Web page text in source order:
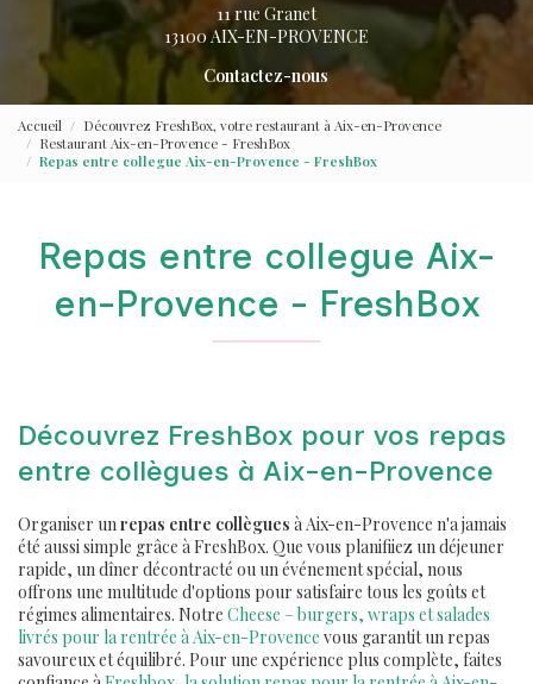
11 rue Granet
13100 AIX-EN-PROVENCE
Contactez-nous
Accueil
Découvrez FreshBox, votre restaurant à Aix-en-Provence
Restaurant Aix-en-Provence - FreshBox
Repas entre collegue Aix-en-Provence - FreshBox
Repas entre collegue Aix-
en-Provence - FreshBox
Découvrez FreshBox pour vos repas
entre collègues à Aix-en-Provence
Organiser unrepas entre collègues à Aix-en-Provence n'a jamais
été aussi simple grâce à FreshBox. Que vous planifiiez un déjeuner
rapide, un dîner décontracté ou un événement spécial, nous
offrons une multitude d'options pour satisfaire tous les goûts et
régimes alimentaires. Notre Cheese – burgers, wraps et salades
livrés pour la rentrée à Aix-en-Provence vous garantit un repas
savoureux et équilibré. Pour une expérience plus complète, faites